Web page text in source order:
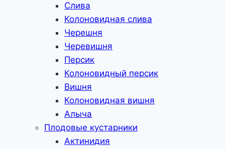
Слива
Колоновидная слива
Черешня
Черевишня
Персик
Колоновидный персик
Вишня
Колоновидная вишня
Алыча
Плодовые кустарники
Актинидия